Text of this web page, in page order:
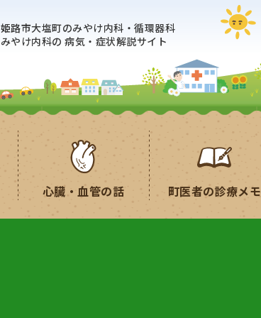
姫路市大塩町のみやけ内科・循環器科
みやけ内科の 病気・症状解説サイト
心臓・血管の話 町医者の診療メモ